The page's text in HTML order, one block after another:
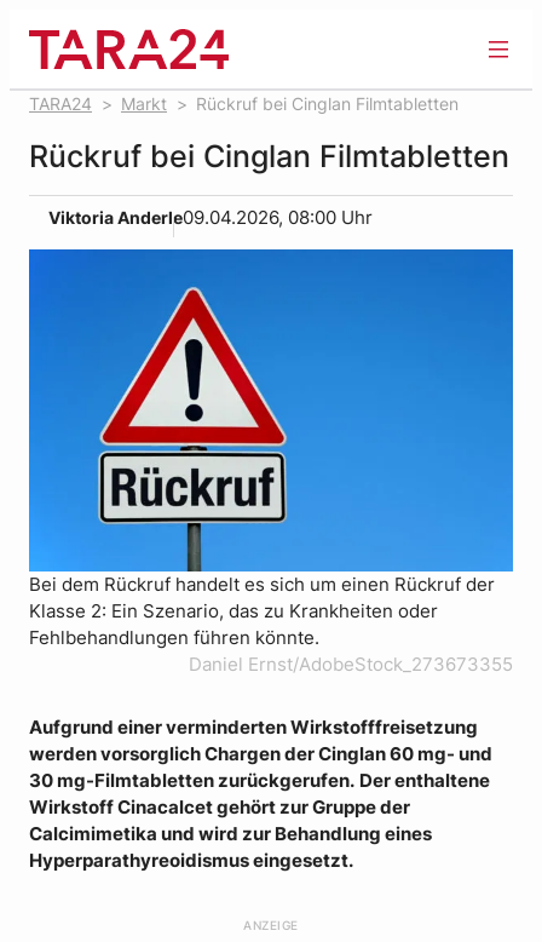
springen
TARA24 Markt Rückruf bei Cinglan Filmtabletten
Rückruf bei Cinglan Filmtabletten
Viktoria Anderle09.04.2026, 08:00 Uhr
Bei dem Rückruf handelt es sich um einen Rückruf der
Klasse 2: Ein Szenario, das zu Krankheiten oder
Fehlbehandlungen führen könnte.
Daniel Ernst/AdobeStock_273673355
Aufgrund einer verminderten Wirkstofffreisetzung
werden vorsorglich Chargen der Cinglan 60 mg- und
30 mg-Filmtabletten zurückgerufen. Der enthaltene
Wirkstoff Cinacalcet gehört zur Gruppe der
Calcimimetika und wird zur Behandlung eines
Hyperparathyreoidismus eingesetzt.
ANZEIGE